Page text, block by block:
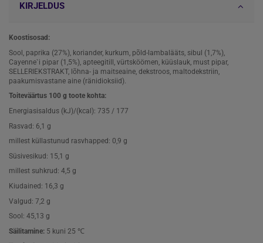
KIRJELDUS
Koostisosad:
Sool, paprika (27%), koriander, kurkum, põld-lambalääts, sibul (1,7%),
Cayenne`i pipar (1,5%), apteegitill, vürtsköömen, küüslauk, must pipar,
SELLERIEKSTRAKT, lõhna- ja maitseaine, dekstroos, maltodekstriin,
paakumisvastane aine (ränidioksiid).
Toiteväärtus 100 g toote kohta:
Energiasisaldus (kJ)/(kcal): 735 / 177
Rasvad: 6,1 g
millest küllastunud rasvhapped: 0,9 g
Süsivesikud: 15,1 g
millest suhkrud: 4,5 g
Kiudained: 16,3 g
Valgud: 7,2 g
Sool: 45,13 g
Säilitamine: 5 kuni 25 ℃